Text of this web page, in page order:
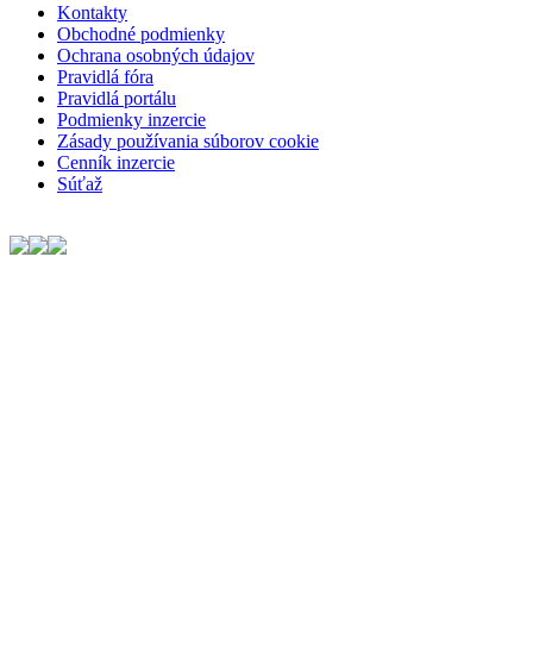
Kontakty
Obchodné podmienky
Ochrana osobných údajov
Pravidlá fóra
Pravidlá portálu
Podmienky inzercie
Zásady používania súborov cookie
Cenník inzercie
Súťaž